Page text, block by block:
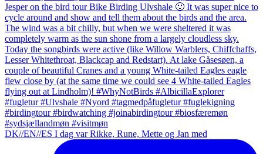
DK//EN//ES I dag var Rikke, Rune, Mette og Jan med